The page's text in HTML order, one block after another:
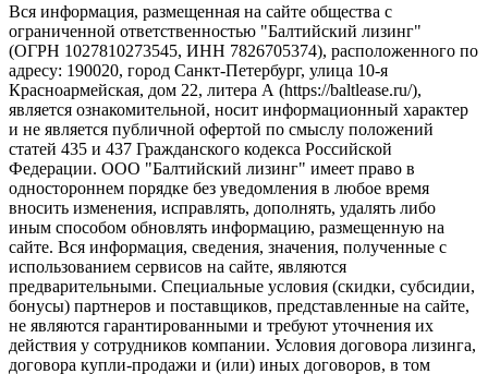
Вся информация, размещенная на сайте общества с
ограниченной ответственностью "Балтийский лизинг"
(ОГРН 1027810273545, ИНН 7826705374), расположенного по
адресу: 190020, город Санкт-Петербург, улица 10-я
Красноармейская, дом 22, литера А (https://baltlease.ru/),
является ознакомительной, носит информационный характер
и не является публичной офертой по смыслу положений
статей 435 и 437 Гражданского кодекса Российской
Федерации. ООО "Балтийский лизинг" имеет право в
одностороннем порядке без уведомления в любое время
вносить изменения, исправлять, дополнять, удалять либо
иным способом обновлять информацию, размещенную на
сайте. Вся информация, сведения, значения, полученные с
использованием сервисов на сайте, являются
предварительными. Специальные условия (скидки, субсидии,
бонусы) партнеров и поставщиков, представленные на сайте,
не являются гарантированными и требуют уточнения их
действия у сотрудников компании. Условия договора лизинга,
договора купли-продажи и (или) иных договоров, в том